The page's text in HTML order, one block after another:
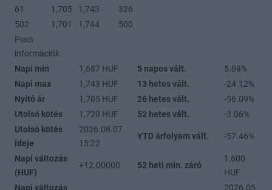
61
1,705 1,743
326
502
1,701 1,744
500
Piaci
információk
Napi min
1,687 HUF 5 napos vált.
5.09%
Napi max
1,743 HUF 13 hetes vált.
-24.12%
Nyitó ár
1,705 HUF 26 hetes vált.
-56.09%
Utolsó kötés
1,720 HUF 52 hetes vált.
-3.06%
Utolsó kötés
ideje
2026.08.07.
15:22
YTD árfolyam vált. -57.46%
Napi változás
(HUF)
+12.00000 52 heti min. záró
1,600
HUF
Napi változás
2026.05.